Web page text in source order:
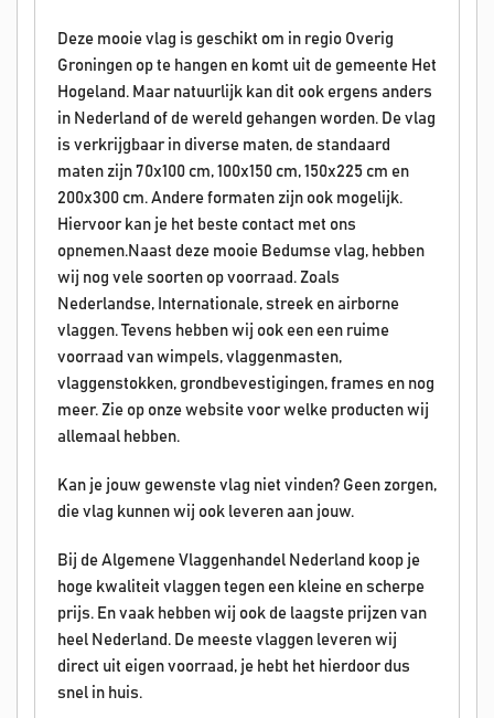
Deze mooie vlag is geschikt om in regio Overig
Groningen op te hangen en komt uit de gemeente Het
Hogeland . Maar natuurlijk kan dit ook ergens anders
in Nederland of de wereld gehangen worden. De vlag
is verkrijgbaar in diverse maten, de standaard
maten zijn 70x100 cm, 100x150 cm, 150x225 cm en
200x300 cm. Andere formaten zijn ook mogelijk.
Hiervoor kan je het beste contact met ons
opnemen.Naast deze mooie Bedumse vlag, hebben
wij nog vele soorten op voorraad. Zoals
Nederlandse, Internationale, streek en airborne
vlaggen. Tevens hebben wij ook een een ruime
voorraad van wimpels, vlaggenmasten,
vlaggenstokken, grondbevestigingen, frames en nog
meer. Zie op onze website voor welke producten wij
allemaal hebben.
Kan je jouw gewenste vlag niet vinden? Geen zorgen,
die vlag kunnen wij ook leveren aan jouw.
Bij de Algemene Vlaggenhandel Nederland koop je
hoge kwaliteit vlaggen tegen een kleine en scherpe
prijs. En vaak hebben wij ook de laagste prijzen van
heel Nederland. De meeste vlaggen leveren wij
direct uit eigen voorraad, je hebt het hierdoor dus
snel in huis.